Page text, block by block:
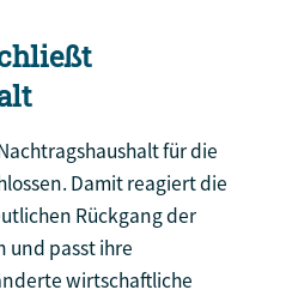
für die
Damit reagiert die
Rückgang der
und passt ihre
wirtschaftliche